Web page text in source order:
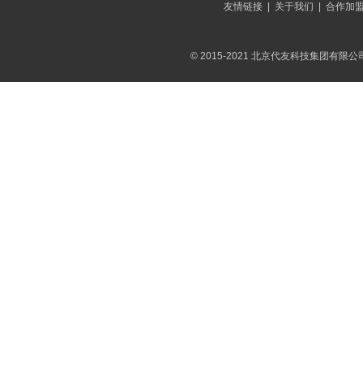
友情链接| 关于我们 合作加
© 2015-2021 北京代友科技集团有限